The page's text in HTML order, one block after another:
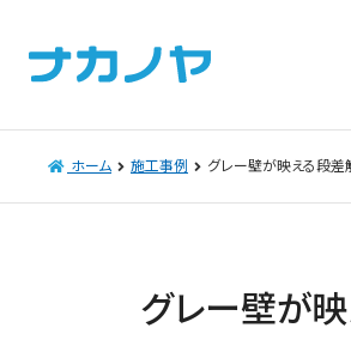
ホーム 施工事例 グレー壁が映える段
グレー壁が